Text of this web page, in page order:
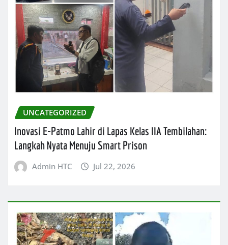
UNCATEGORIZED
Inovasi E-Patmo Lahir di Lapas Kelas IIA Tembilahan:
Langkah Nyata Menuju Smart Prison
Admin HTC Jul 22, 2026